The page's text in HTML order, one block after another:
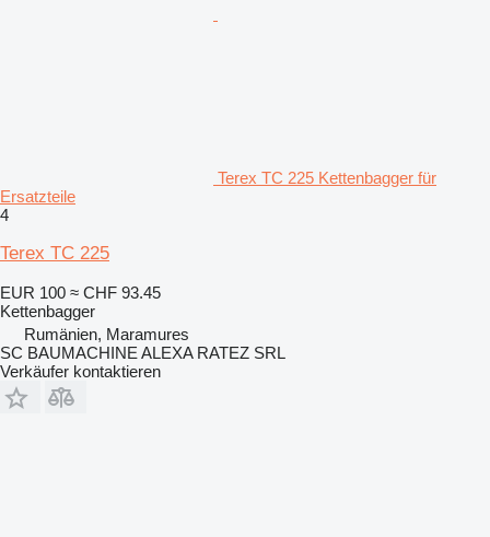
Terex TC 225 Kettenbagger für
Ersatzteile
4
Terex TC 225
EUR 100 ≈ CHF 93.45
Kettenbagger
Rumänien, Maramures
SC BAUMACHINE ALEXA RATEZ SRL
Verkäufer kontaktieren